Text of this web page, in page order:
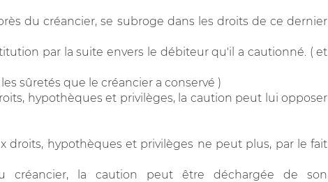
du créancier, se subroge dans les droits de ce dernier
par la suite envers le débiteur qu'il a cautionné. ( et
sûretés que le créancier a conservé )
hypothèques et privilèges, la caution peut lui opposer
droits, hypothèques et privilèges ne peut plus, par le fait
créancier, la caution peut être déchargée de son